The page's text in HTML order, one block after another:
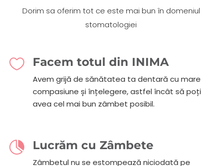
Dorim sa oferim tot ce este mai bun în domeniul
stomatologiei
 Facem totul din INIMA
Avem grijă de sănătatea ta dentară cu mare
compasiune și înțelegere, astfel încât să poți
avea cel mai bun zâmbet posibil.
 Lucrăm cu Zâmbete
Zâmbetul nu se estompează niciodată pe